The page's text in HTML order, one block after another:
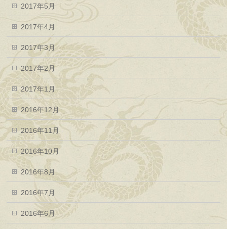
2017年5月
2017年4月
2017年3月
2017年2月
2017年1月
2016年12月
2016年11月
2016年10月
2016年8月
2016年7月
2016年6月